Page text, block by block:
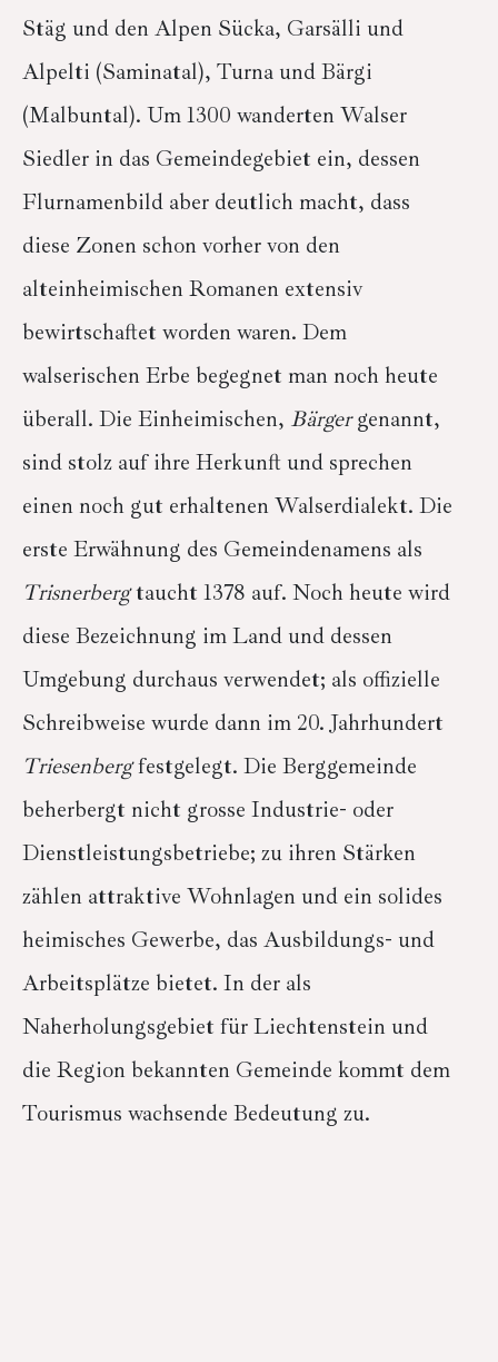
Stäg und den Alpen Sücka, Garsälli und
Alpelti (Saminatal), Turna und Bärgi
(Malbuntal). Um 1300 wanderten Walser
Siedler in das Gemeindegebiet ein, dessen
Flurnamenbild aber deutlich macht, dass
diese Zonen schon vorher von den
alteinheimischen Romanen extensiv
bewirtschaftet worden waren. Dem
walserischen Erbe begegnet man noch heute
überall. Die Einheimischen, Bärgergenannt,
sind stolz auf ihre Herkunft und sprechen
einen noch gut erhaltenen Walserdialekt. Die
erste Erwähnung des Gemeindenamens als
Trisnerbergtaucht 1378 auf. Noch heute wird
diese Bezeichnung im Land und dessen
Umgebung durchaus verwendet; als offizielle
Schreibweise wurde dann im 20. Jahrhundert
Triesenbergfestgelegt. Die Berggemeinde
beherbergt nicht grosse Industrie- oder
Dienstleistungsbetriebe; zu ihren Stärken
zählen attraktive Wohnlagen und ein solides
heimisches Gewerbe, das Ausbildungs- und
Arbeitsplätze bietet. In der als
Naherholungsgebiet für Liechtenstein und
die Region bekannten Gemeinde kommt dem
Tourismus wachsende Bedeutung zu.